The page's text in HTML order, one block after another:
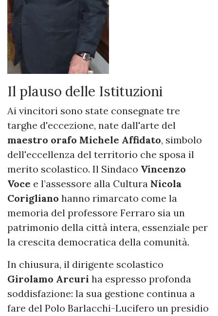
Il plauso delle Istituzioni
Ai vincitori sono state consegnate tre
targhe d'eccezione, nate dall'arte del
maestro orafo Michele Affidato, simbolo
dell'eccellenza del territorio che sposa il
merito scolastico. Il Sindaco Vincenzo
Voce e l’assessore alla Cultura Nicola
Corigliano hanno rimarcato come la
memoria del professore Ferraro sia un
patrimonio della città intera, essenziale per
la crescita democratica della comunità.
In chiusura, il dirigente scolastico
Girolamo Arcuri ha espresso profonda
soddisfazione: la sua gestione continua a
fare del Polo Barlacchi-Lucifero un presidio